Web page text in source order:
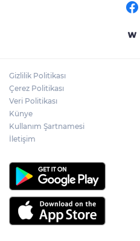
Gizlilik Politikası
Çerez Politikası
Veri Politikası
Künye
Kullanım Şartnamesi
İletişim